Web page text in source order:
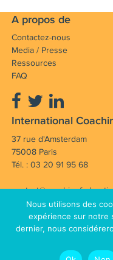
A propos de
Contactez-nous
Media / Presse
Ressources
FAQ
International
37 rue d'Amsterdam
75008 Paris
Tél. : 03 20 91 95 68
Notre mission :
profession de
© Copyright 2012 - 2026
Nous utilisons des
expérience sur notre
dernier, nous